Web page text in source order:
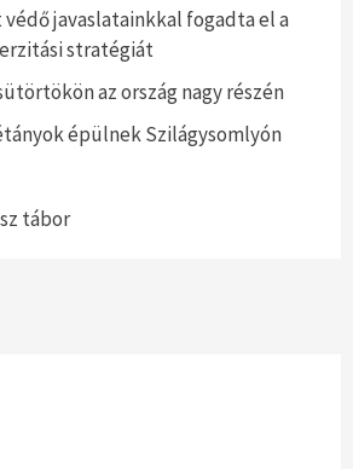
védő javaslatainkkal fogadta el a
stratégiát
az ország nagy részén
épülnek Szilágysomlyón
tábor